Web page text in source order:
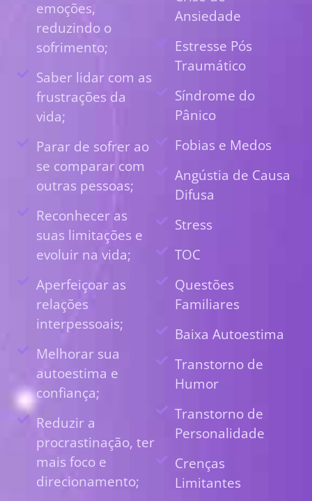
emoções,
reduzindo o
sofrimento;
Saber lidar com as
frustrações da
vida;
Parar de sofrer ao
se comparar com
outras pessoas;
Reconhecer as
suas limitações e
evoluir na vida;
Aperfeiçoar as
relações
interpessoais;
Melhorar sua
autoestima e
confiança;
Reduzir a
procrastinação, ter
mais foco e
direcionamento;
Ansiedade
Estresse Pós
Traumático
Síndrome do
Pânico
Fobias e Medos
Angústia de Causa
Difusa
Stress
TOC
Questões
Familiares
Baixa Autoestima
Transtorno de
Humor
Transtorno de
Personalidade
Crenças
Limitantes